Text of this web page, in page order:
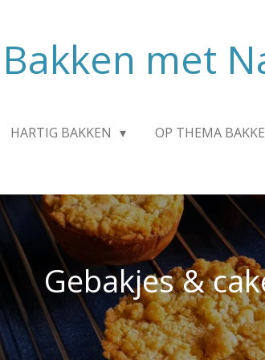
Bakken met
HARTIG BAKKEN OP THEMA
Gebakjes &